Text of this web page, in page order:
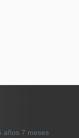
años 7 mesesEn